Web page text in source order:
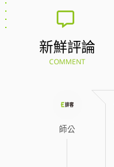
新鮮評論
COMMENT
師公